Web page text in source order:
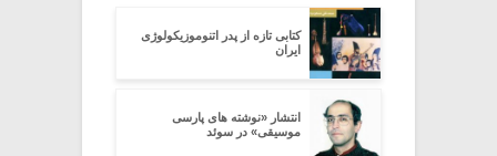
کتابی تازه از پدر اتنوموزیکولوژی
ایران
انتشار «نوشته های پارسی
موسیقی» در سوئد